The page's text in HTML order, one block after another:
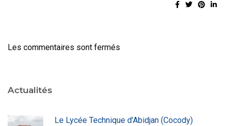
Les commentaires sont fermés
Actualités
Le Lycée Technique d’Abidjan (Cocody)